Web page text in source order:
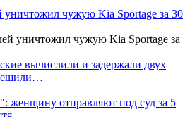
уничтожил чужую Kia Sportage за 30
вычислили и задержали двух
женщину отправляют под суд за 5